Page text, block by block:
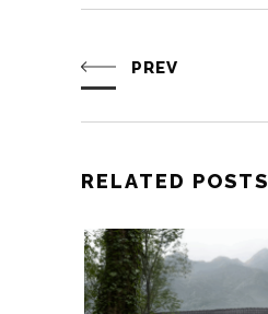
PREV
RELATED POSTS